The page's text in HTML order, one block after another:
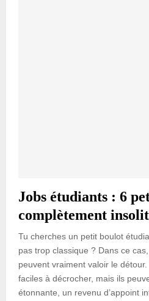
Jobs étudiants : 6
complètement
Tu cherches un petit boulot
pas trop classique ? Dans ce
peuvent vraiment valoir le
faciles à décrocher, mais ils
étonnante, un revenu d’appoint